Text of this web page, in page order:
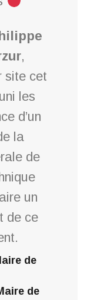
,
site cet
les
d’un
la
de
un
de ce
de
de